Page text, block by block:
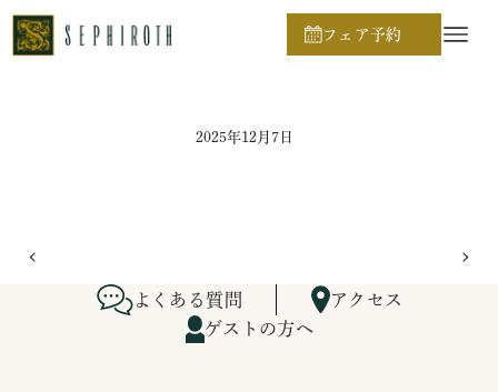
フェア予約
ホーム
2025年12月7日
よくある質問
アクセス
ゲストの方へ